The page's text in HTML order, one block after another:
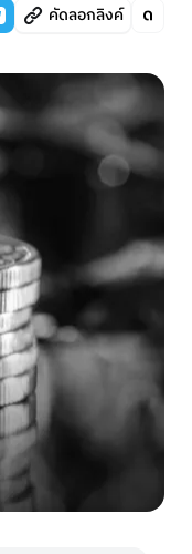
คัดลอกลิงค์